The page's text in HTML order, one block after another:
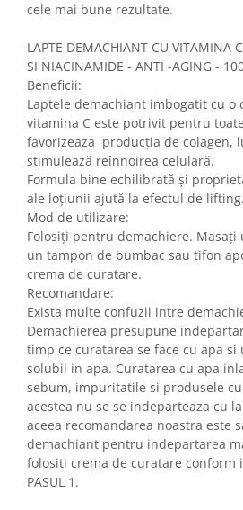
cele mai bune rezultate.
LAPTE DEMACHIANT CU VITAMINA
SI NIACINAMIDE - ANTI -AGING -
Beneficii:
Laptele demachiant imbogatit cu o
vitamina C este potrivit pentru
favorizeaza producția de colagen,
stimulează reînnoirea celulară.
Formula bine echilibrată și
ale loțiunii ajută la efectul de lifting.
Mod de utilizare:
Folosiți pentru demachiere.
un tampon de bumbac sau tifon
crema de curatare.
Recomandare:
Exista multe confuzii intre
Demachierea presupune
timp ce curatarea se face cu apa si
solubil in apa. Curatarea cu apa
sebum, impuritatile si produsele
acestea nu se se indeparteaza cu
aceea recomandarea noastra este
demachiant pentru indepartarea
folositi crema de curatare
PASUL 1.